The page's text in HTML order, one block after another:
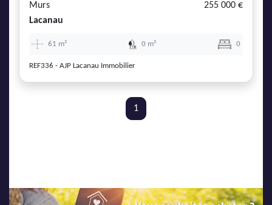
Murs
255 000 €
Lacanau
61 m² 0 m² 0
REF336 - AJP Lacanau Immobilier
1